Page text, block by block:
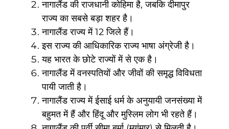
नागालैंड की राजधानी कोहिमा है, जबकि दीमापुर
राज्य का सबसे बड़ा शहर है।
नागालैंड राज्य में 12 जिले हैं।
इस राज्य की आधिकारिक राज्य भाषा अंग्रेजी है।
यह भारत के छोटे राज्यों में से एक है।
नागालैंड में वनस्पतियों और जीवों की समृद्ध विविधता
पायी जाती है।
नागालैंड राज्य में ईसाई धर्म के अनुयायी जनसंख्या में
बहुमत में हैं और हिंदू और मुस्लिम लोग भी रहते हैं।